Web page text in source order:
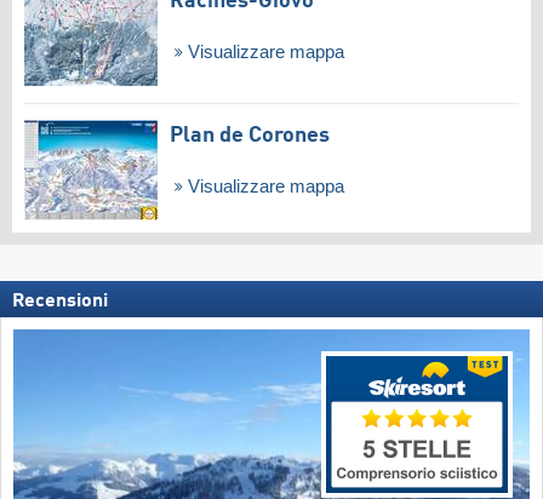
Visualizzare mappa
Plan de Corones
Visualizzare mappa
Recensioni